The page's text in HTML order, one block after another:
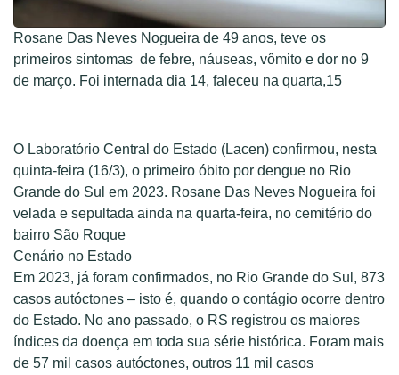
Rosane Das Neves Nogueira de 49 anos, teve os
primeiros sintomas de febre, náuseas, vômito e dor no 9
de março. Foi internada dia 14, faleceu na quarta,15
O Laboratório Central do Estado (Lacen) confirmou, nesta
quinta-feira (16/3), o primeiro óbito por dengue no Rio
Grande do Sul em 2023. Rosane Das Neves Nogueira foi
velada e sepultada ainda na quarta-feira, no cemitério do
bairro São Roque
Cenário no Estado
Em 2023, já foram confirmados, no Rio Grande do Sul, 873
casos autóctones – isto é, quando o contágio ocorre dentro
do Estado. No ano passado, o RS registrou os maiores
índices da doença em toda sua série histórica. Foram mais
de 57 mil casos autóctones, outros 11 mil casos